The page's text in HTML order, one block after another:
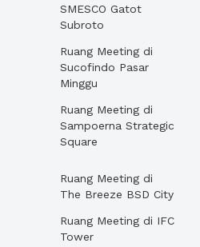
SMESCO Gatot
Subroto
Ruang Meeting di
Sucofindo Pasar
Minggu
Ruang Meeting di
Sampoerna Strategic
Square
Ruang Meeting di
The Breeze BSD City
Ruang Meeting di IFC
Tower